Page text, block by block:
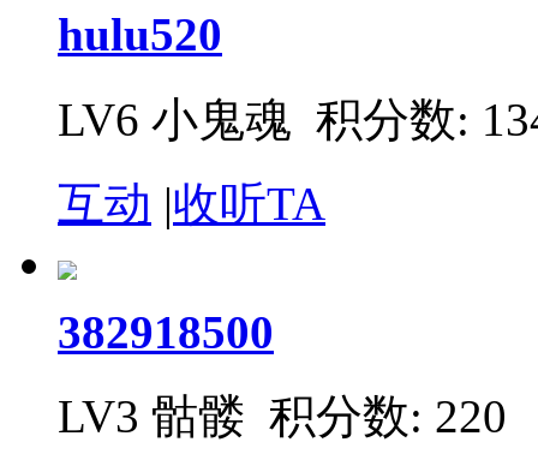
hulu520
LV6 小鬼魂 积分数:
互动 |收听TA
382918500
LV3 骷髅 积分数: 220